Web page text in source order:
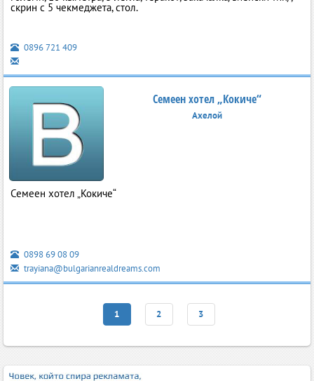
скрин с 5 чекмеджета, стол.
0896 721 409
Семеен хотел „Кокиче“
Ахелой
Семеен хотел „Кокиче“
0898 69 08 09
trayiana@bulgarianrealdreams.com
1 2 3